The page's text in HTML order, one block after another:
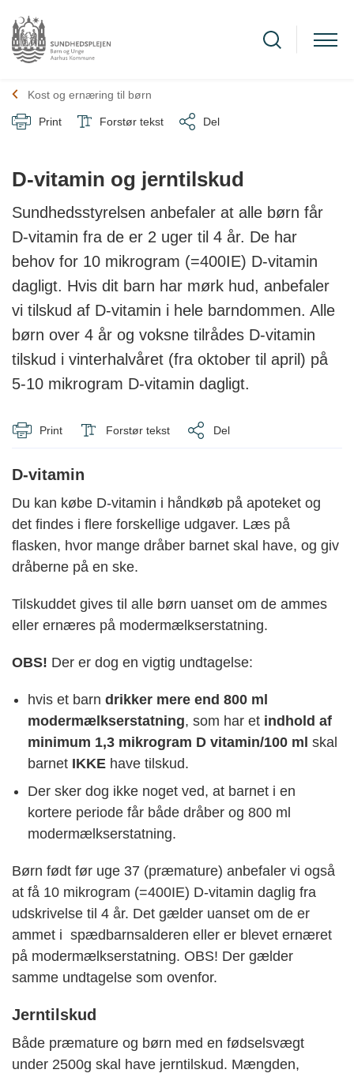
Kost og ernæring til børn
Print Forstør tekst Del
D-vitamin og jerntilskud
Sundhedsstyrelsen anbefaler at alle børn får
D-vitamin fra de er 2 uger til 4 år. De har
behov for 10 mikrogram (=400IE) D-vitamin
dagligt. Hvis dit barn har mørk hud, anbefaler
vi tilskud af D-vitamin i hele barndommen. Alle
børn over 4 år og voksne tilrådes D-vitamin
tilskud i vinterhalvåret (fra oktober til april) på
5-10 mikrogram D-vitamin dagligt.
Print Forstør tekst Del
D-vitamin
Du kan købe D-vitamin i håndkøb på apoteket og
det findes i flere forskellige udgaver. Læs på
flasken, hvor mange dråber barnet skal have, og giv
dråberne på en ske.
Tilskuddet gives til alle børn uanset om de ammes
eller ernæres på modermælkserstatning.
OBS! Der er dog en vigtig undtagelse:
hvis et barn drikker mere end 800 ml
modermælkserstatning, som har et indhold af
minimum 1,3 mikrogram D vitamin/100 ml skal
barnet IKKE have tilskud.
Der sker dog ikke noget ved, at barnet i en
kortere periode får både dråber og 800 ml
modermælkserstatning.
Børn født før uge 37 (præmature) anbefaler vi også
at få 10 mikrogram (=400IE) D-vitamin daglig fra
udskrivelse til 4 år. Det gælder uanset om de er
ammet i spædbarnsalderen eller er blevet ernæret
på modermælkserstatning. OBS! Der gælder
samme undtagelse som ovenfor.
Jerntilskud
Både præmature og børn med en fødselsvægt
under 2500g skal have jerntilskud. Mængden,